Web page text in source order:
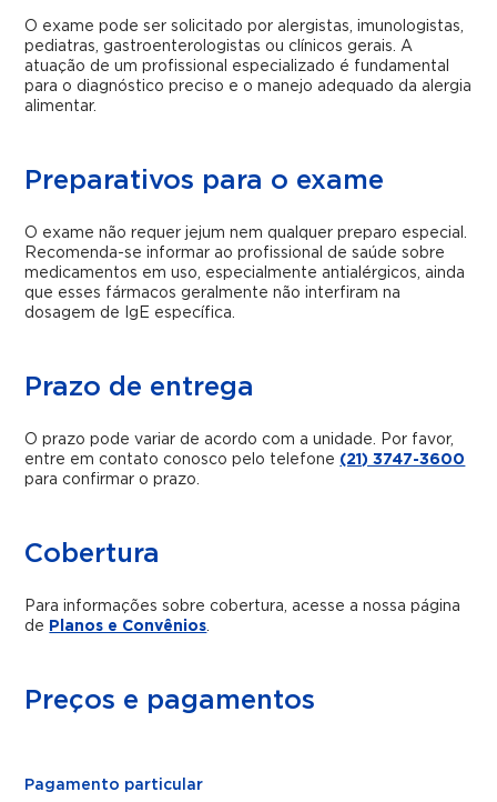
O exame pode ser solicitado por alergistas, imunologistas,
pediatras, gastroenterologistas ou clínicos gerais. A
atuação de um profissional especializado é fundamental
para o diagnóstico preciso e o manejo adequado da alergia
alimentar.
Preparativos para o exame
O exame não requer jejum nem qualquer preparo especial.
Recomenda-se informar ao profissional de saúde sobre
medicamentos em uso, especialmente antialérgicos, ainda
que esses fármacos geralmente não interfiram na
dosagem de IgE específica.
Prazo de entrega
O prazo pode variar de acordo com a unidade. Por favor,
entre em contato conosco pelo telefone (21) 3747-3600
para confirmar o prazo.
Cobertura
Para informações sobre cobertura, acesse a nossa página
de Planos e Convênios.
Preços e pagamentos
Pagamento particular